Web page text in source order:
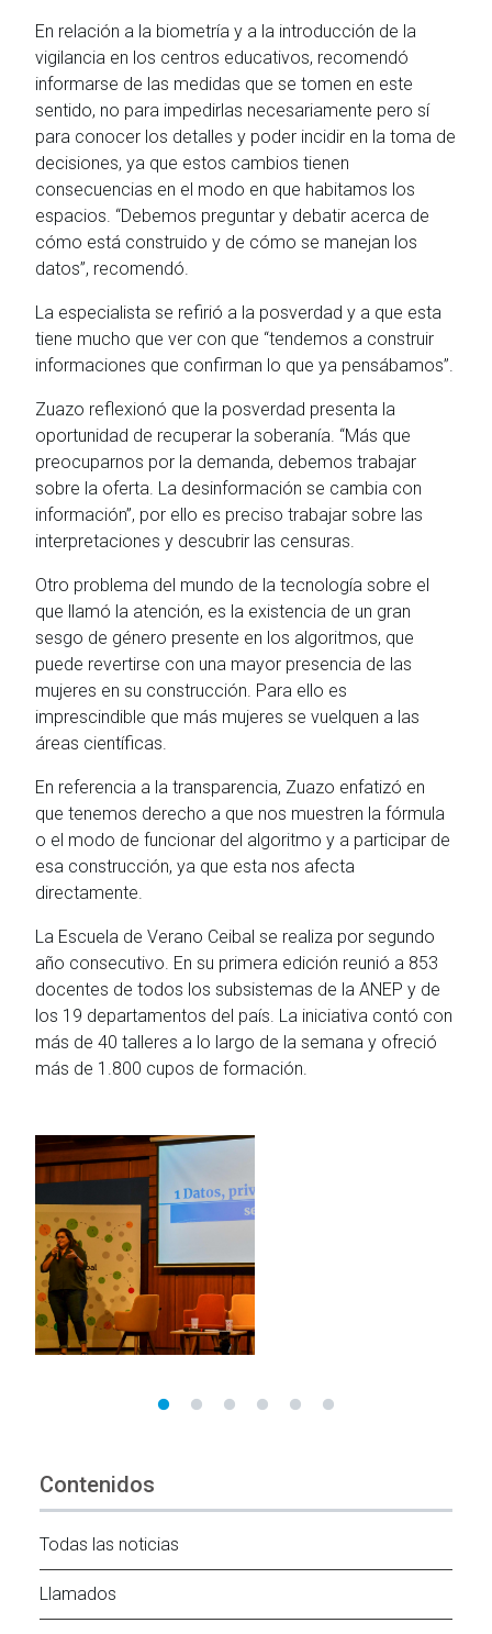
En relación a la biometría y a la introducción de la
vigilancia en los centros educativos, recomendó
informarse de las medidas que se tomen en este
sentido, no para impedirlas necesariamente pero sí
para conocer los detalles y poder incidir en la toma de
decisiones, ya que estos cambios tienen
consecuencias en el modo en que habitamos los
espacios. “Debemos preguntar y debatir acerca de
cómo está construido y de cómo se manejan los
datos”, recomendó.
La especialista se refirió a la posverdad y a que esta
tiene mucho que ver con que “tendemos a construir
informaciones que confirman lo que ya pensábamos”.
Zuazo reflexionó que la posverdad presenta la
oportunidad de recuperar la soberanía. “Más que
preocuparnos por la demanda, debemos trabajar
sobre la oferta. La desinformación se cambia con
información”, por ello es preciso trabajar sobre las
interpretaciones y descubrir las censuras.
Otro problema del mundo de la tecnología sobre el
que llamó la atención, es la existencia de un gran
sesgo de género presente en los algoritmos, que
puede revertirse con una mayor presencia de las
mujeres en su construcción. Para ello es
imprescindible que más mujeres se vuelquen a las
áreas científicas.
En referencia a la transparencia, Zuazo enfatizó en
que tenemos derecho a que nos muestren la fórmula
o el modo de funcionar del algoritmo y a participar de
esa construcción, ya que esta nos afecta
directamente.
La Escuela de Verano Ceibal se realiza por segundo
año consecutivo. En su primera edición reunió a 853
docentes de todos los subsistemas de la ANEP y de
los 19 departamentos del país. La iniciativa contó con
más de 40 talleres a lo largo de la semana y ofreció
más de 1.800 cupos de formación.
Contenidos
Todas las noticias
Llamados